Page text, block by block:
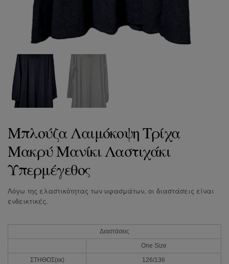
Μπλούζα Λαιμόκοψη Τρίχα
Μακρύ Μανίκι Λαστιχάκι
Υπερμέγεθος
Λόγω της ελαστικότητας των υφασμάτων, οι διαστάσεις είναι
ενδεικτικές.
Διαστάσεις
One Size
ΣΤΗΘΟΣ(εκ)
126/136